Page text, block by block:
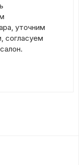
уточним
согласуем